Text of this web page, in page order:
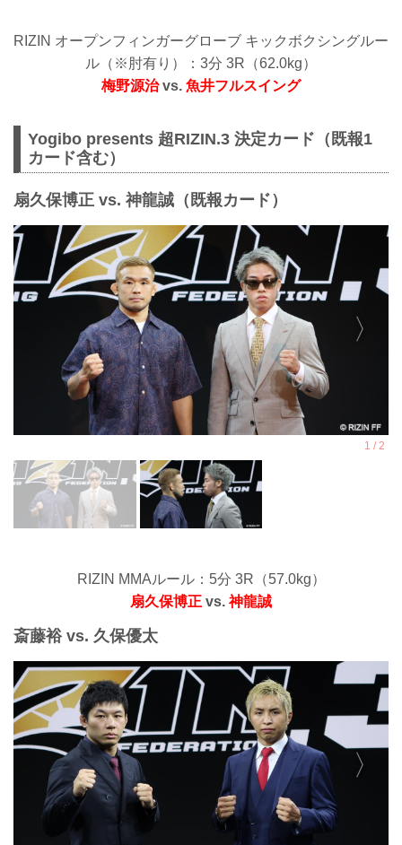
RIZIN オープンフィンガーグローブ キックボクシングルー
ル（※肘有り）：3分 3R（62.0kg）
梅野源治vs. 魚井フルスイング
Yogibo presents 超RIZIN.3 決定カード（既報1
カード含む）
扇久保博正 vs. 神龍誠（既報カード）
RIZIN MMAルール：5分 3R（57.0kg）
扇久保博正 vs.神龍誠
斎藤裕 vs. 久保優太